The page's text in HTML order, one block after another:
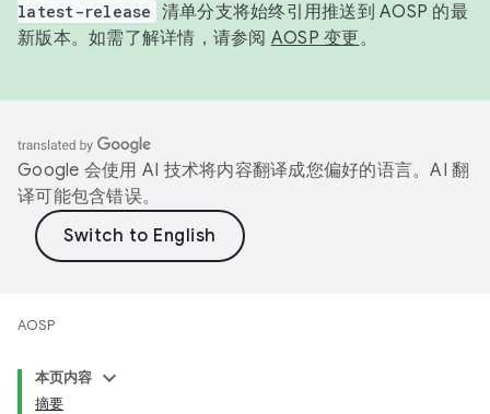
latest-release 清单分支将始终引用推送到 AOSP 的最
新版本。如需了解详情，请参阅 AOSP 变更。
Google 会使用 AI 技术将内容翻译成您偏好的语言。AI 翻
译可能包含错误。
AOSP
本页内容
摘要